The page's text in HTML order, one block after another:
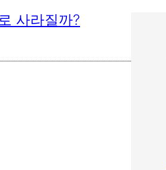
사라질까?